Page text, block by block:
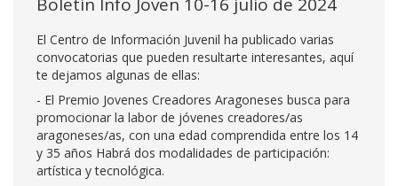
El Centro de Información Juvenil ha publicado varias
convocatorias que pueden resultarte interesantes, aquí
te dejamos algunas de ellas:
- El Premio Jovenes Creadores Aragoneses busca para
promocionar la labor de jóvenes creadores/as
aragoneses/as, con una edad comprendida entre los 14
y 35 años Habrá dos modalidades de participación:
artística y tecnológica.